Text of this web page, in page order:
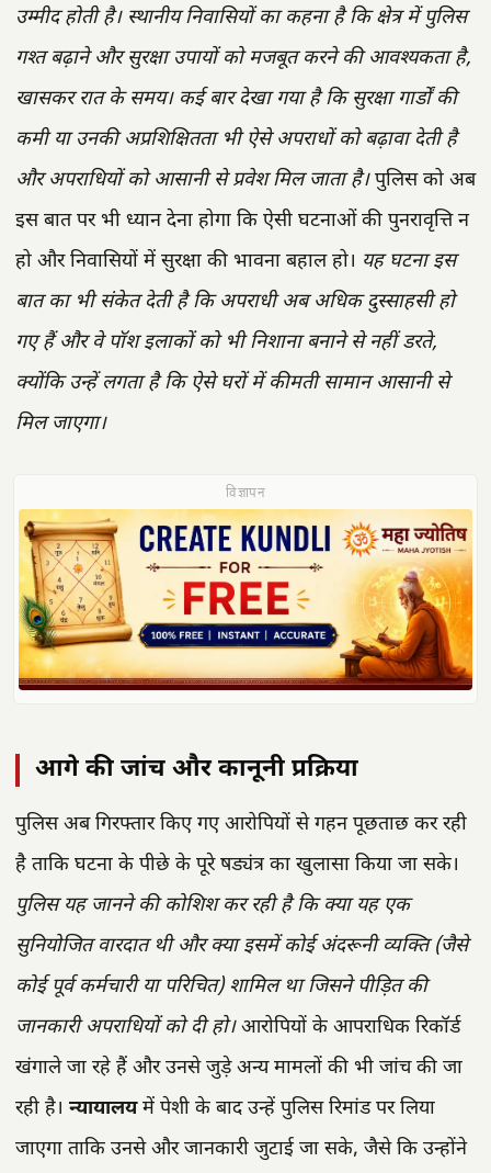
उम्मीद होती है। स्थानीय निवासियों का कहना है कि क्षेत्र में पुलिस
गश्त बढ़ाने और सुरक्षा उपायों को मजबूत करने की आवश्यकता है,
खासकर रात के समय। कई बार देखा गया है कि सुरक्षा गार्डों की
कमी या उनकी अप्रशिक्षितता भी ऐसे अपराधों को बढ़ावा देती है
और अपराधियों को आसानी से प्रवेश मिल जाता है।पुलिस को अब
इस बात पर भी ध्यान देना होगा कि ऐसी घटनाओं की पुनरावृत्ति न
हो और निवासियों में सुरक्षा की भावना बहाल हो। यह घटना इस
बात का भी संकेत देती है कि अपराधी अब अधिक दुस्साहसी हो
गए हैं और वे पॉश इलाकों को भी निशाना बनाने से नहीं डरते,
क्योंकि उन्हें लगता है कि ऐसे घरों में कीमती सामान आसानी से
मिल जाएगा।
विज्ञापन
आगे की जांच और कानूनी प्रक्रिया
पुलिस अब गिरफ्तार किए गए आरोपियों से गहन पूछताछ कर रही
है ताकि घटना के पीछे के पूरे षड्यंत्र का खुलासा किया जा सके।
पुलिस यह जानने की कोशिश कर रही है कि क्या यह एक
सुनियोजित वारदात थी और क्या इसमें कोई अंदरूनी व्यक्ति (जैसे
कोई पूर्व कर्मचारी या परिचित) शामिल था जिसने पीड़ित की
जानकारी अपराधियों को दी हो।आरोपियों के आपराधिक रिकॉर्ड
खंगाले जा रहे हैं और उनसे जुड़े अन्य मामलों की भी जांच की जा
रही है। न्यायालयमें पेशी के बाद उन्हें पुलिस रिमांड पर लिया
जाएगा ताकि उनसे और जानकारी जुटाई जा सके, जैसे कि उन्होंने